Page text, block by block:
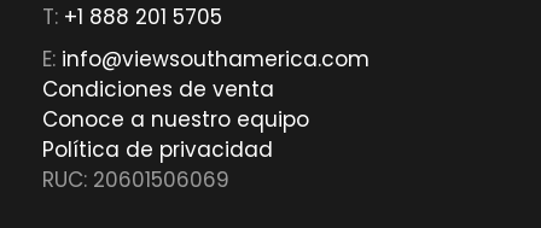
T: +1 888 201 5705
E: info@viewsouthamerica.com
Condiciones de venta
Conoce a nuestro equipo
Política de privacidad
RUC: 20601506069